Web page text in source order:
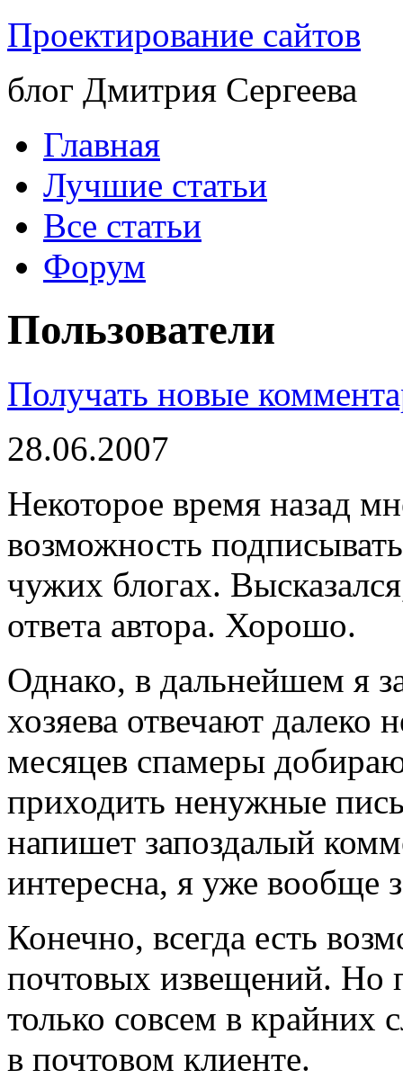
Проектирование сайтов
блог Дмитрия Сергеева
Главная
Лучшие статьи
Все статьи
Форум
Пользователи
Получать новые
28.06.2007
Некоторое время назад
возможность
чужих блогах.
ответа автора. Хорошо.
Однако, в дальнейшем я
хозяева отвечают далеко
месяцев спамеры
приходить ненужные
напишет запоздалый
интересна, я уже вообще
Конечно, всегда есть
почтовых извещений. Но
только совсем в крайних
в почтовом клиенте.